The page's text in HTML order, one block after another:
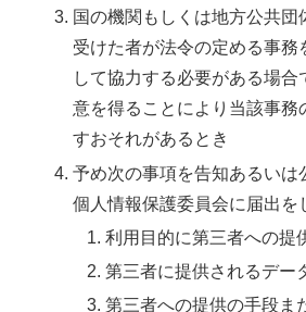
国の機関もしくは地方公共団
受けた者が法令の定める事務
して協力する必要がある場合
意を得ることにより当該事務
すおそれがあるとき
予め次の事項を告知あるいは
個人情報保護委員会に届出を
利用目的に第三者への提
第三者に提供されるデー
第三者への提供の手段ま